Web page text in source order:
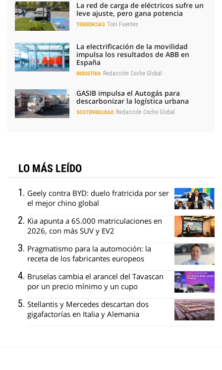
La red de carga de eléctricos sufre un
leve ajuste, pero gana potencia
TENDENCIAS Toni Fuentes
La electrificación de la movilidad
impulsa los resultados de ABB en
España
INDUSTRIA Redacción Coche Global
GASIB impulsa el Autogás para
descarbonizar la logística urbana
SOSTENIBILIDAD Redacción Coche Global
LO MÁS LEÍDO
Geely contra BYD: duelo fratricida por ser
el mejor chino global
Kia apunta a 65.000 matriculaciones en
2026, con más SUV y EV2
Pragmatismo para la automoción: la
receta de los fabricantes europeos
Bruselas cambia el arancel del Tavascan
por un precio mínimo y un cupo
Stellantis y Mercedes descartan dos
gigafactorías en Italia y Alemania